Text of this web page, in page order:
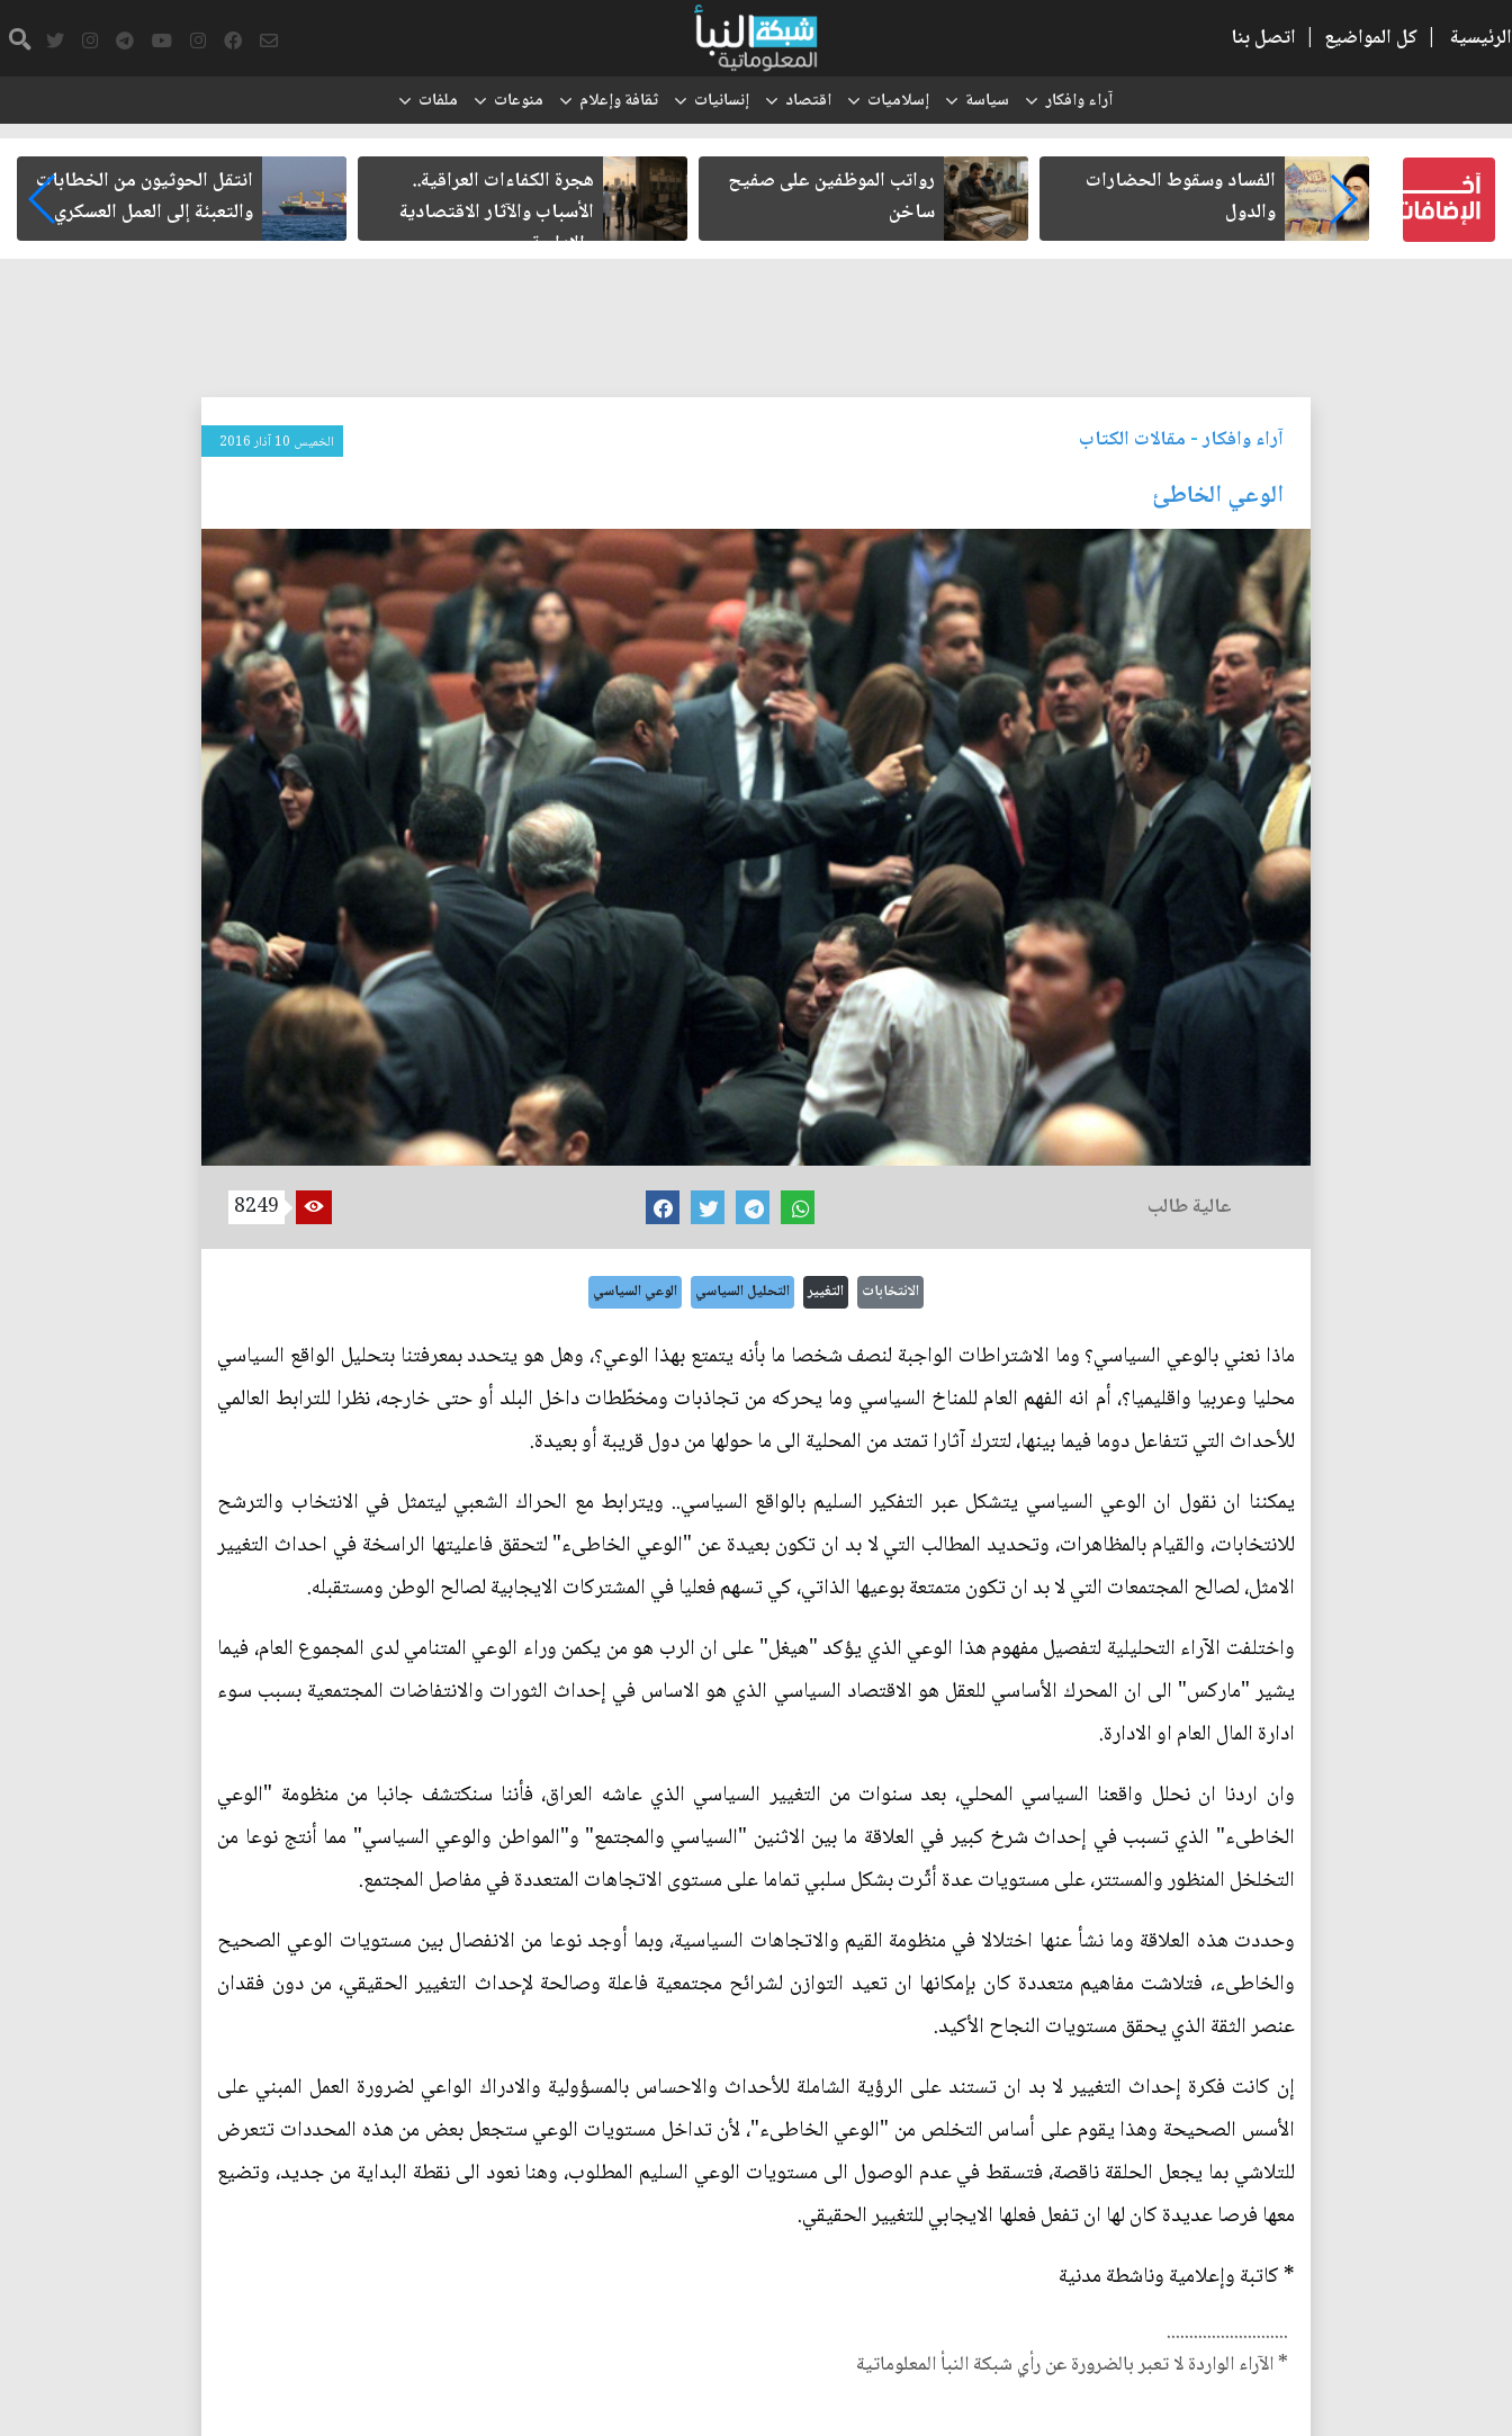
الرئيسية | كل المواضيع | اتصل بنا
آراء وافكار سياسة إسلاميات اقتصاد إنسانيات ثقافة وإعلام منوعات ملفات
كتب لنفسه
الفساد وسقوط الحضارات
والدول
رواتب الموظفين على صفيح
ساخن
هجرة الكفاءات العراقية..
الأسباب والآثار الاقتصادية
والإدارية
انتقل الحوثيون من الخطابات
والتعبئة إلى العمل العسكري
آراء وافكار- مقالات الكتاب الخميس 10 آذار 2016
الوعي الخاطئ
عالية طالب 8249
الانتخابات التغيير التحليل السياسي الوعي السياسي
ماذا نعني بالوعي السياسي؟ وما الاشتراطات الواجبة لنصف شخصا ما بأنه يتمتع بهذا الوعي؟، وهل هو يتحدد بمعرفتنا بتحليل الواقع السياسي
محليا وعربيا واقليميا؟، أم انه الفهم العام للمناخ السياسي وما يحركه من تجاذبات ومخطّطات داخل البلد أو حتى خارجه، نظرا للترابط العالمي
للأحداث التي تتفاعل دوما فيما بينها، لتترك آثارا تمتد من المحلية الى ما حولها من دول قريبة أو بعيدة.
يمكننا ان نقول ان الوعي السياسي يتشكل عبر التفكير السليم بالواقع السياسي.. ويترابط مع الحراك الشعبي ليتمثل في الانتخاب والترشح
للانتخابات، والقيام بالمظاهرات، وتحديد المطالب التي لا بد ان تكون بعيدة عن "الوعي الخاطىء" لتحقق فاعليتها الراسخة في احداث التغيير
الامثل، لصالح المجتمعات التي لا بد ان تكون متمتعة بوعيها الذاتي، كي تسهم فعليا في المشتركات الايجابية لصالح الوطن ومستقبله.
واختلفت الآراء التحليلية لتفصيل مفهوم هذا الوعي الذي يؤكد "هيغل" على ان الرب هو من يكمن وراء الوعي المتنامي لدى المجموع العام، فيما
يشير "ماركس" الى ان المحرك الأساسي للعقل هو الاقتصاد السياسي الذي هو الاساس في إحداث الثورات والانتفاضات المجتمعية بسبب سوء
ادارة المال العام او الادارة.
وان اردنا ان نحلل واقعنا السياسي المحلي، بعد سنوات من التغيير السياسي الذي عاشه العراق، فأننا سنكتشف جانبا من منظومة "الوعي
الخاطىء" الذي تسبب في إحداث شرخ كبير في العلاقة ما بين الاثنين "السياسي والمجتمع" و"المواطن والوعي السياسي" مما أنتج نوعا من
التخلخل المنظور والمستتر، على مستويات عدة أثّرت بشكل سلبي تماما على مستوى الاتجاهات المتعددة في مفاصل المجتمع.
وحددت هذه العلاقة وما نشأ عنها اختلالا في منظومة القيم والاتجاهات السياسية، وبما أوجد نوعا من الانفصال بين مستويات الوعي الصحيح
والخاطىء، فتلاشت مفاهيم متعددة كان بإمكانها ان تعيد التوازن لشرائح مجتمعية فاعلة وصالحة لإحداث التغيير الحقيقي، من دون فقدان
عنصر الثقة الذي يحقق مستويات النجاح الأكيد.
إن كانت فكرة إحداث التغيير لا بد ان تستند على الرؤية الشاملة للأحداث والاحساس بالمسؤولية والادراك الواعي لضرورة العمل المبني على
الأسس الصحيحة وهذا يقوم على أساس التخلص من "الوعي الخاطىء"، لأن تداخل مستويات الوعي ستجعل بعض من هذه المحددات تتعرض
للتلاشي بما يجعل الحلقة ناقصة، فتسقط في عدم الوصول الى مستويات الوعي السليم المطلوب، وهنا نعود الى نقطة البداية من جديد، وتضيع
معها فرصا عديدة كان لها ان تفعل فعلها الايجابي للتغيير الحقيقي.
* كاتبة وإعلامية وناشطة مدنية
...........................
* الآراء الواردة لا تعبر بالضرورة عن رأي شبكة النبأ المعلوماتية